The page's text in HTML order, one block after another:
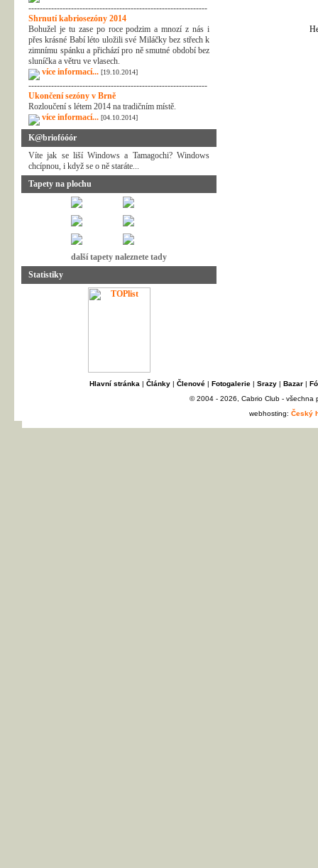
---------------------------------------------------------------
Shrnutí kabriosezóny 2014
Bohužel je tu zase po roce podzim a mnozí z nás i
přes krásné Babí léto uložili své Miláčky bez střech k
zimnímu spánku a přichází pro ně smutné období bez
sluníčka a větru ve vlasech.
více informací... [19.10.2014]
---------------------------------------------------------------
Ukončení sezóny v Brně
Rozloučení s létem 2014 na tradičním místě.
více informací... [04.10.2014]
K@briofóóór
Víte jak se liší Windows a Tamagochi? Windows
chcípnou, i když se o ně staráte...
Tapety na plochu
další tapety naleznete tady
Statistiky
Hlavní stránka | Články| Členové| Fotogalerie| Srazy| Bazar|
© 2004 - 2026, Cabrio Club - všechna
webhosting: Český